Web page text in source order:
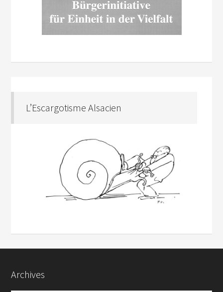
L’Escargotisme Alsacien
Archives